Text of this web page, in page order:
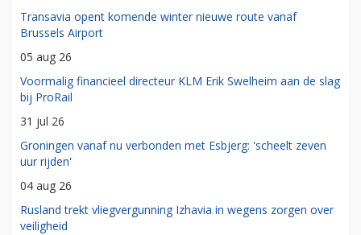
Transavia opent komende winter nieuwe route vanaf
Brussels Airport
05 aug 26
Voormalig financieel directeur KLM Erik Swelheim aan de slag
bij ProRail
31 jul 26
Groningen vanaf nu verbonden met Esbjerg: 'scheelt zeven
uur rijden'
04 aug 26
Rusland trekt vliegvergunning Izhavia in wegens zorgen over
veiligheid